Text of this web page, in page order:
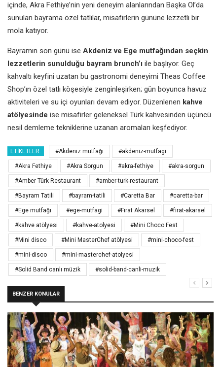
içinde, Akra Fethiye’nin yeni deneyim alanlarından Başka Ol’da
sunulan bayrama özel tatlılar, misafirlerin gününe lezzetli bir
mola katıyor.
Bayramın son günü ise Akdeniz ve Ege mutfağından seçkin
lezzetlerin sunulduğu bayram brunch’ı ile başlıyor. Geç
kahvaltı keyfini uzatan bu gastronomi deneyimi Theas Coffee
Shop’ın özel tatlı köşesiyle zenginleşirken; gün boyunca havuz
aktiviteleri ve su içi oyunları devam ediyor. Düzenlenen kahve
atölyesinde ise misafirler geleneksel Türk kahvesinden üçüncü
nesil demleme tekniklerine uzanan aromaları keşfediyor.
ETIKETLER: #Akdeniz mutfağı #akdeniz-mutfagi
#Akra Fethiye #Akra Sorgun #akra-fethiye #akra-sorgun
#Amber Türk Restaurant #amber-turk-restaurant
#Bayram Tatili #bayram-tatili #Caretta Bar #caretta-bar
#Ege mutfağı #ege-mutfagi #Fırat Akarsel #firat-akarsel
#kahve atölyesi #kahve-atolyesi #Mini Choco Fest
#Mini disco #Mini MasterChef atölyesi #mini-choco-fest
#mini-disco #mini-masterchef-atolyesi
#Solid Band canlı müzik #solid-band-canli-muzik
BENZER KONULAR